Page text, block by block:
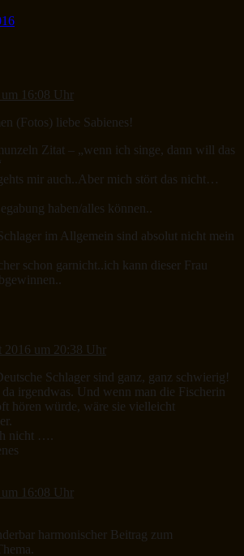
16:08 Uhr
(Fotos) liebe Sabienes!
Zitat – „wenn ich singe, dann will das
mir auch..Aber mich stört das nicht…
haben/alles können..
im Allgemein sind absolut nicht mein
schon garnicht..ich kann dieser Frau
2016 um 20:38 Uhr
Schlager sind ganz, ganz schwierig!
irgendwas. Und wenn man die Fischerin
hören würde, wäre sie vielleicht
nicht ….
16:08 Uhr
harmonischer Beitrag zum